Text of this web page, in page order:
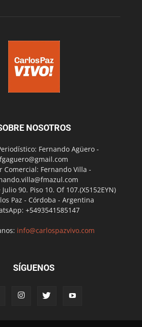
NOSOTROS
Fernando Agüero -
fgaguero@gmail.com
Comercial: Fernando Villa -
90. Piso 10. Of 107.(X5152EYN)
Paz - Córdoba - Argentina
+5493541585147
info@carlospazvivo.com
SÍGUENOS